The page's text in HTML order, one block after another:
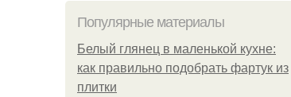
Популярные материалы
Белый глянец в маленькой кухне:
как правильно подобрать фартук из
плитки